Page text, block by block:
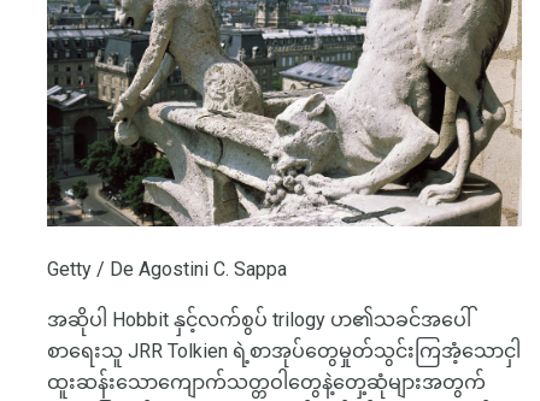
Getty / De Agostini C. Sappa
အဆိုပါ Hobbit နှင့်လက်စွပ် trilogy ပာ၏သခင်အပေါ်
စာရေးသူ JRR Tolkien ရဲ့စာအုပ်တွေမှုတ်သွင်းကြအံ့သောငှါ
ထူးဆန်းသောကျောက်သတ္တဝါတွေနဲ့တှေ့ဆုံများအတွက်